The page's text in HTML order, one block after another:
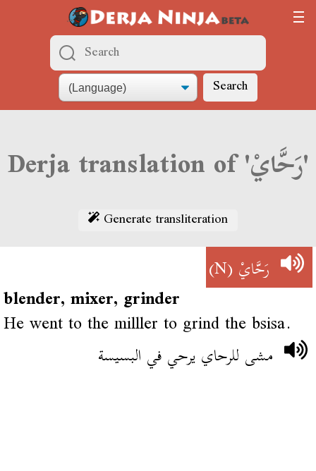
Search
Derja translation of 'رَحَّايْ'
Generate transliteration
رَحَّايْ(N)
blender, mixer, grinder
He went to the milller to grind the bsisa.
مشى للرحاي يرحي في البسيسة